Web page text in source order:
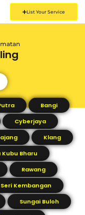
List Your Service
Bangi
Cyberjaya
Klang
Kubu Bharu
Rawang
Seri Kembangan
Sungai Buloh